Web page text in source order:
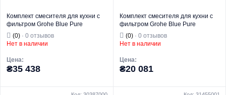
Комплект смесителя для кухни с
фильтром Grohe Blue Pure
(30382DC0)
(0) · 0 отзывов
Нет в наличии
Цена:
₴35 438
Комплект смесителя для кухни с
фильтром Grohe Blue Pure
(30383000)
(0)· 0 отзывов
Нет в наличии
Цена:
₴20 081